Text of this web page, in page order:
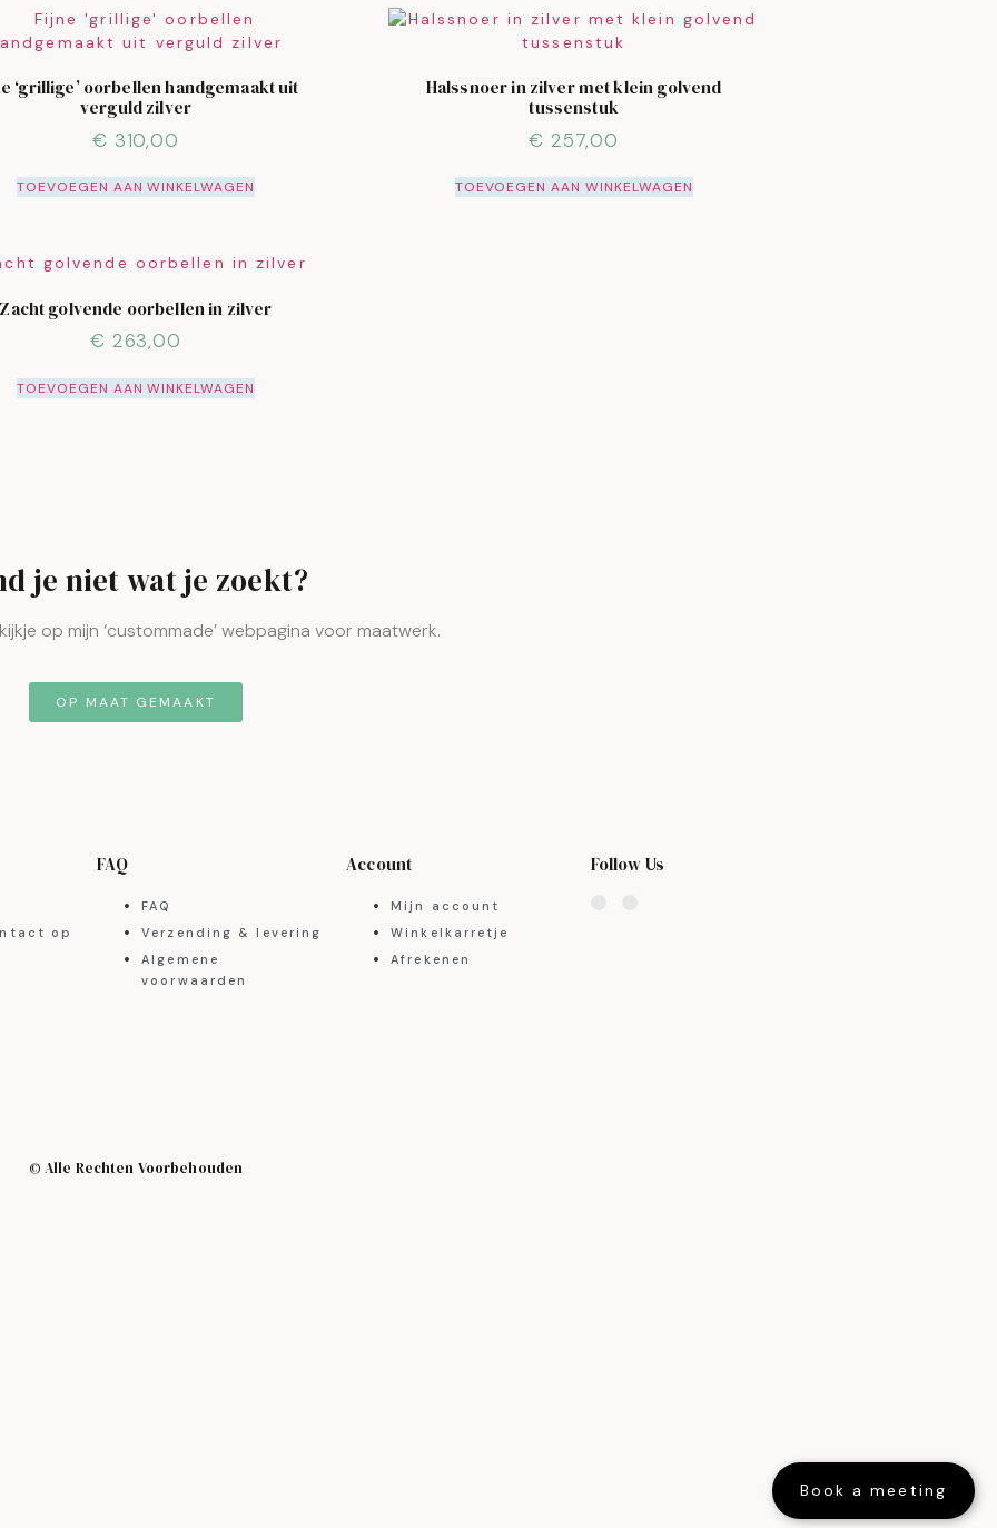
Book a meeting
‘grillige’ oorbellen handgemaakt uit
verguld zilver
€ 310,00
TOEVOEGEN AAN WINKELWAGEN
Halssnoer in zilver met klein golvend
tussenstuk
€ 257,00
TOEVOEGEN AAN WINKELWAGEN
Zacht golvende oorbellen in zilver
€ 263,00
TOEVOEGEN AAN WINKELWAGEN
je niet wat je zoekt?
op mijn ‘custommade’ webpagina voor maatwerk.
OP MAAT GEMAAKT
op
FAQ
FAQ
Verzending & levering
Algemene
voorwaarden
Account
Mijn account
Winkelkarretje
Afrekenen
Follow Us
© Alle Rechten Voorbehouden